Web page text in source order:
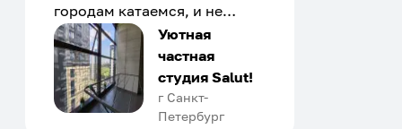
городам катаемся, и не
только в России. Сервис на
отличном уровне. Хозяин
апартаментов доброй души
человек, всегда можно
договориться, подскажет
Уютная
частная
студия Salut!
г Санкт-
Петербург